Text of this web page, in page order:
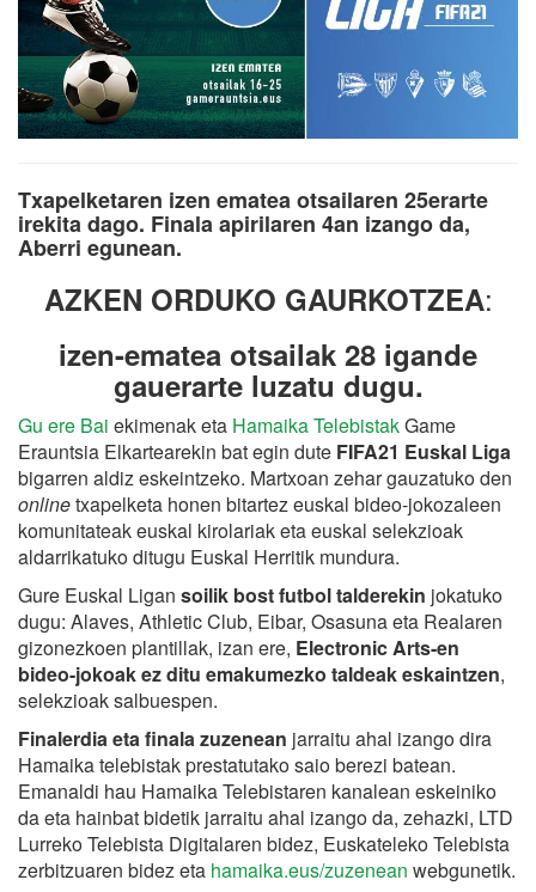
Txapelketaren izen ematea otsailaren 25erarte
irekita dago. Finala apirilaren 4an izango da,
Aberri egunean.
AZKEN ORDUKO GAURKOTZEA:
izen-ematea otsailak 28 igande
gauerarte luzatu dugu.
Gu ere Bai ekimenak eta Hamaika TelebistakGame
Erauntsia Elkartearekin bat egin dute FIFA21 Euskal Liga
bigarren aldiz eskeintzeko. Martxoan zehar gauzatuko den
onlinetxapelketa honen bitartez euskal bideo-jokozaleen
komunitateak euskal kirolariak eta euskal selekzioak
aldarrikatuko ditugu Euskal Herritik mundura.
Gure Euskal Ligan soilik bost futbol talderekin jokatuko
dugu: Alaves, Athletic Club, Eibar, Osasuna eta Realaren
gizonezkoen plantillak, izan ere, Electronic Arts-en
bideo-jokoak ez ditu emakumezko taldeak eskaintzen,
selekzioak salbuespen.
Finalerdia eta finala zuzenean jarraitu ahal izango dira
Hamaika telebistakprestatutako saio berezi batean.
Emanaldi hau Hamaika Telebistaren kanalean eskeiniko
da eta hainbat bidetik jarraitu ahal izango da, zehazki, LTD
Lurreko Telebista Digitalaren bidez, Euskateleko Telebista
zerbitzuaren bidez eta hamaika.eus/zuzenean webgunetik.